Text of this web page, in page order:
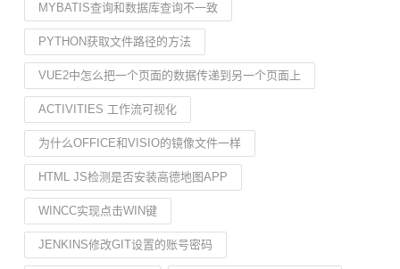
MYBATIS查询和数据库查询不一致
PYTHON获取文件路径的方法
VUE2中怎么把一个页面的数据传递到另一个页面上
ACTIVITIES 工作流可视化
为什么OFFICE和VISIO的镜像文件一样
HTML JS检测是否安装高德地图APP
WINCC实现点击WIN键
JENKINS修改GIT设置的账号密码